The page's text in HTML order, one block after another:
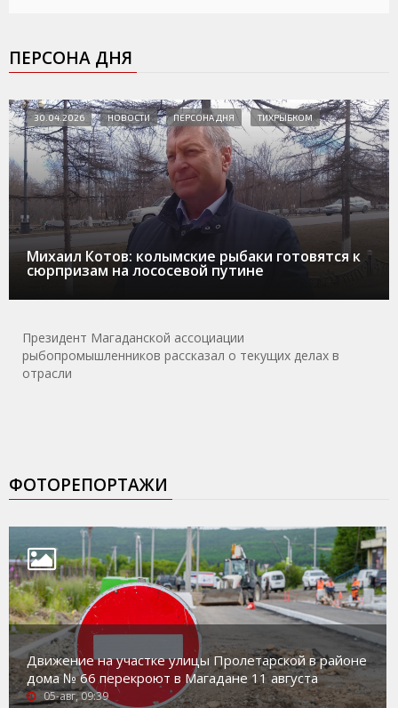
ПЕРСОНА ДНЯ
Михаил Котов: колымские рыбаки готовятся к
сюрпризам на лососевой путине
30.04.2026 НОВОСТИ ПЕРСОНА ДНЯ ТИХРЫБКОМ
Президент Магаданской ассоциации
рыбопромышленников рассказал о текущих делах в
отрасли
ФОТОРЕПОРТАЖИ
Движение на участке улицы Пролетарской в районе
дома № 66 перекроют в Магадане 11 августа
05-авг, 09:39